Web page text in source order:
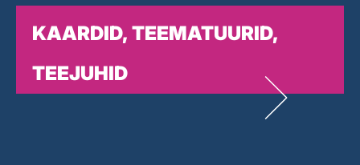
KAARDID, TEEMATUURID,
TEEJUHID